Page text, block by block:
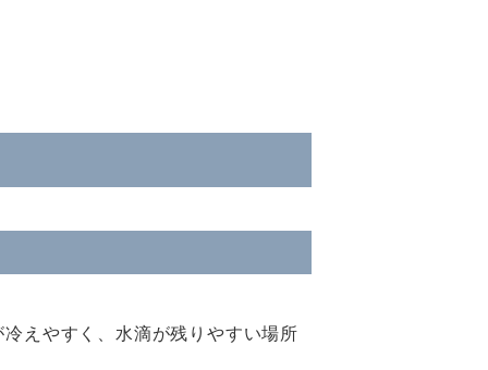
えやすく、水滴が残りやすい場所